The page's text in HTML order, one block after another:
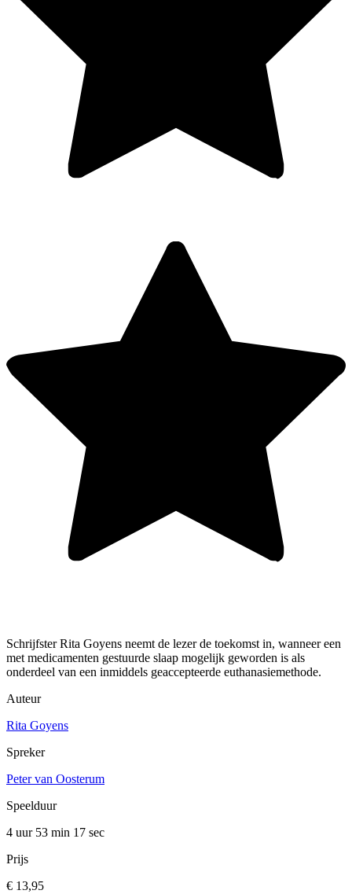
Schrijfster Rita Goyens neemt de lezer de toekomst in, wanneer een
met medicamenten gestuurde slaap mogelijk geworden is als
onderdeel van een inmiddels geaccepteerde euthanasiemethode.
Auteur
Rita Goyens
Spreker
Peter van Oosterum
Speelduur
4 uur 53 min 17 sec
Prijs
€ 13,95